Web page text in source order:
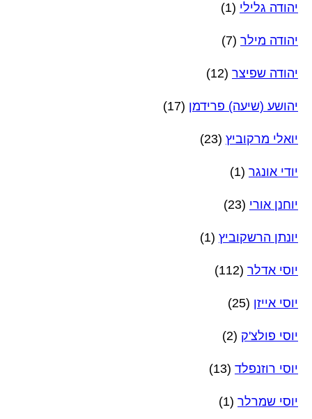
יהודה גלילי (1)
יהודה מילר (7)
יהודה שפיצר (12)
יהושע (שיעה) פרידמן (17)
יואלי מרקוביץ (23)
יודי אונגר (1)
יוחנן אורי (23)
יונתן הרשקוביץ (1)
יוסי אדלר (112)
יוסי אייזן (25)
יוסי פולצ'ק (2)
יוסי רוזנפלד (13)
יוסי שמרלר (1)